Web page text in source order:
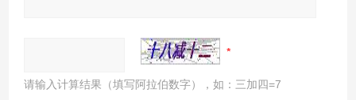
请输入计算结果（填写阿拉伯数字），如：三加四=7